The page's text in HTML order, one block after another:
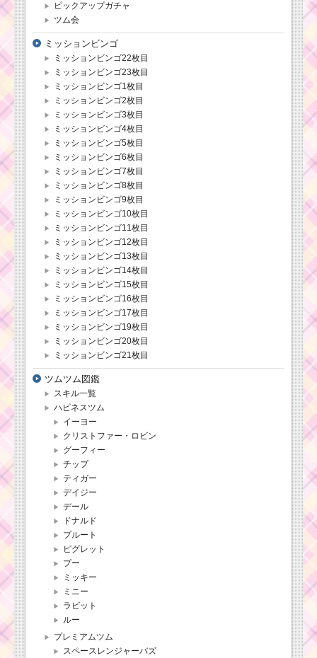
ピックアップガチャ
ツム会
ミッションビンゴ
ミッションビンゴ22枚目
ミッションビンゴ23枚目
ミッションビンゴ1枚目
ミッションビンゴ2枚目
ミッションビンゴ3枚目
ミッションビンゴ4枚目
ミッションビンゴ5枚目
ミッションビンゴ6枚目
ミッションビンゴ7枚目
ミッションビンゴ8枚目
ミッションビンゴ9枚目
ミッションビンゴ10枚目
ミッションビンゴ11枚目
ミッションビンゴ12枚目
ミッションビンゴ13枚目
ミッションビンゴ14枚目
ミッションビンゴ15枚目
ミッションビンゴ16枚目
ミッションビンゴ17枚目
ミッションビンゴ19枚目
ミッションビンゴ20枚目
ミッションビンゴ21枚目
ツムツム図鑑
スキル一覧
ハピネスツム
イーヨー
クリストファー・ロビン
グーフィー
チップ
ティガー
デイジー
デール
ドナルド
プルート
ピグレット
プー
ミッキー
ミニー
ラビット
ルー
プレミアムツム
スペースレンジャーバズ